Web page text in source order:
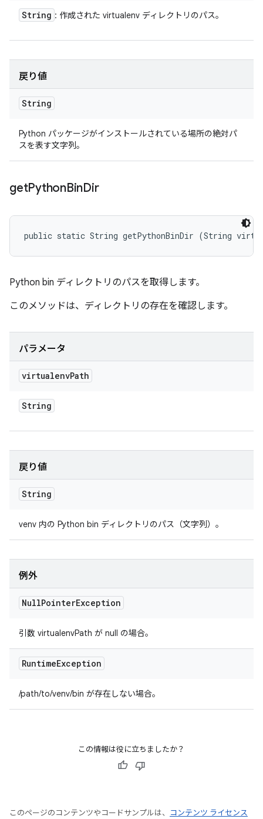
String : 作成された virtualenv ディレクトリのパス。
戻り値
String
Python パッケージがインストールされている場所の絶対パ
スを表す文字列。
getPythonBinDir
public static String getPythonBinDir (String
Python bin ディレクトリのパスを取得します。
このメソッドは、ディレクトリの存在を確認します。
パラメータ
virtualenvPath
String
戻り値
String
venv 内の Python bin ディレクトリのパス（文字列）。
例外
NullPointerException
引数 virtualenvPath が null の場合。
RuntimeException
/path/to/venv/bin が存在しない場合。
この情報は役に立ちましたか？
このページのコンテンツやコードサンプルは、
コンテンツ ライセンス